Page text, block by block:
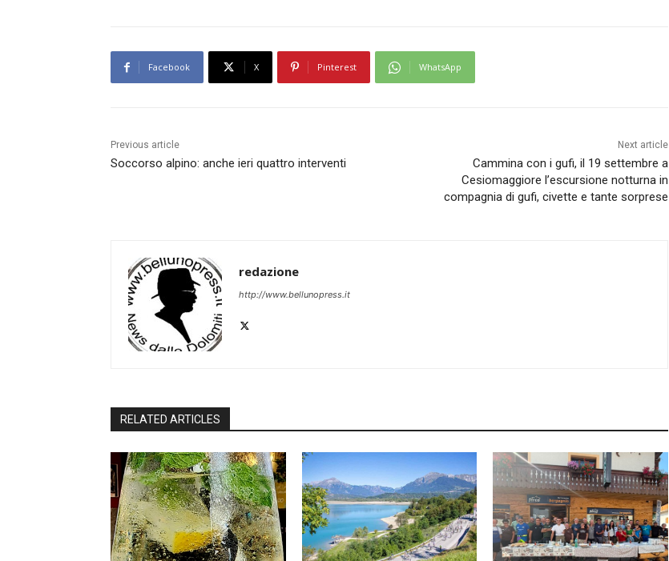
Facebook X Pinterest WhatsApp
Previous article
Soccorso alpino: anche ieri quattro interventi
Next article
Cammina con i gufi, il 19 settembre a
Cesiomaggiore l’escursione notturna in
compagnia di gufi, civette e tante sorprese
redazione
http://www.bellunopress.it
RELATED ARTICLES